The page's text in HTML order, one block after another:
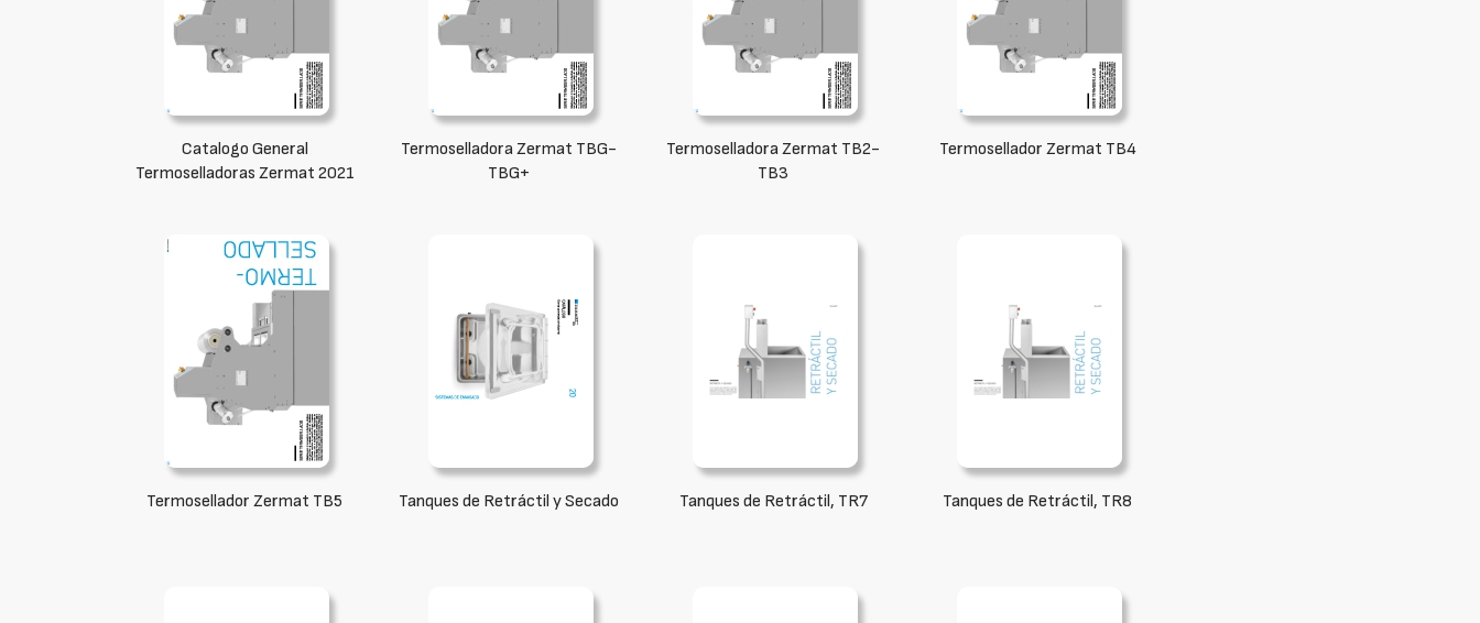
Catalogo General
Termoselladoras Zermat 2021
Termoselladora Zermat TBG-
TBG+
Termoselladora Zermat TB2-
TB3
Termosellador Zermat TB4
Termosellador Zermat TB5 Tanques de Retráctil y Secado Tanques de Retráctil, TR7 Tanques de Retráctil, TR8